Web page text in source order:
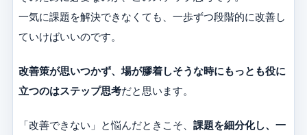
一気に課題を解決できなくても、一歩ずつ段階的に改善し
ていけばいいのです。
改善策が思いつかず、場が膠着しそうな時にもっとも役に
立つのはステップ思考だと思います。
「改善できない」と悩んだときこそ、 課題を細分化し、一